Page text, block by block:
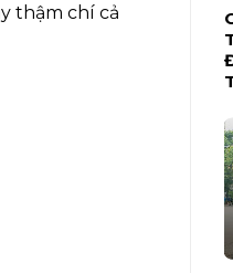
thậm chí cả